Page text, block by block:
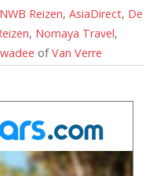
Reizen, AsiaDirect, De
, Nomaya Travel,
ofVan Verre